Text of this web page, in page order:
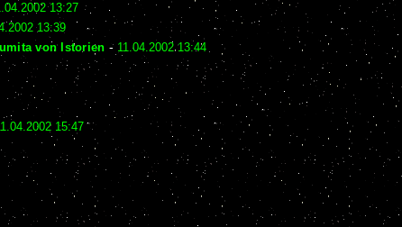
13:27
13:39
von Istorien - 11.04.2002 13:44
15:47